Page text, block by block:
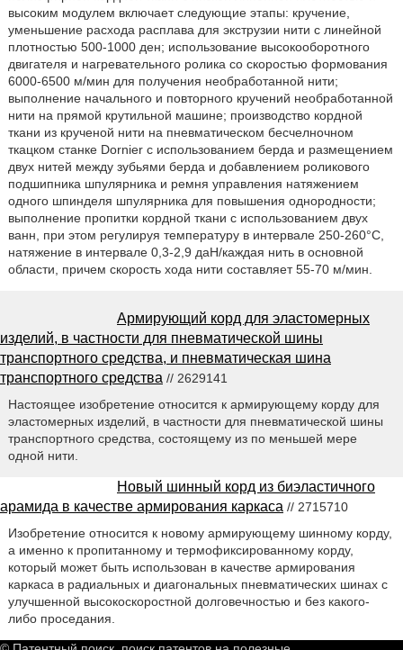
высоким модулем включает следующие этапы: кручение,
уменьшение расхода расплава для экструзии нити с линейной
плотностью 500-1000 ден; использование высокооборотного
двигателя и нагревательного ролика со скоростью формования
6000-6500 м/мин для получения необработанной нити;
выполнение начального и повторного кручений необработанной
нити на прямой крутильной машине; производство кордной
ткани из крученой нити на пневматическом бесчелночном
ткацком станке Dornier с использованием берда и размещением
двух нитей между зубьями берда и добавлением роликового
подшипника шпулярника и ремня управления натяжением
одного шпинделя шпулярника для повышения однородности;
выполнение пропитки кордной ткани с использованием двух
ванн, при этом регулируя температуру в интервале 250-260°С,
натяжение в интервале 0,3-2,9 даН/каждая нить в основной
области, причем скорость хода нити составляет 55-70 м/мин.
Армирующий корд для эластомерных
изделий, в частности для пневматической шины
транспортного средства, и пневматическая шина
транспортного средства // 2629141
Настоящее изобретение относится к армирующему корду для
эластомерных изделий, в частности для пневматической шины
транспортного средства, состоящему из по меньшей мере
одной нити.
Новый шинный корд из биэластичного
арамида в качестве армирования каркаса // 2715710
Изобретение относится к новому армирующему шинному корду,
а именно к пропитанному и термофиксированному корду,
который может быть использован в качестве армирования
каркаса в радиальных и диагональных пневматических шинах с
улучшенной высокоскоростной долговечностью и без какого-
либо проседания.